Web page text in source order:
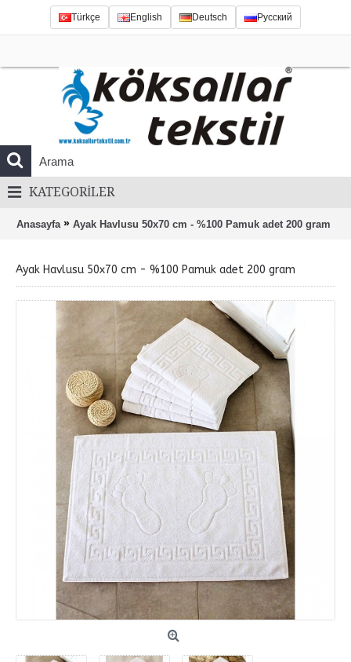
Türkçe English Deutsch Русский
KATEGORILER
Anasayfa » Ayak Havlusu 50x70 cm - %100 Pamuk adet 200 gram
Ayak Havlusu 50x70 cm - %100 Pamuk adet 200 gram